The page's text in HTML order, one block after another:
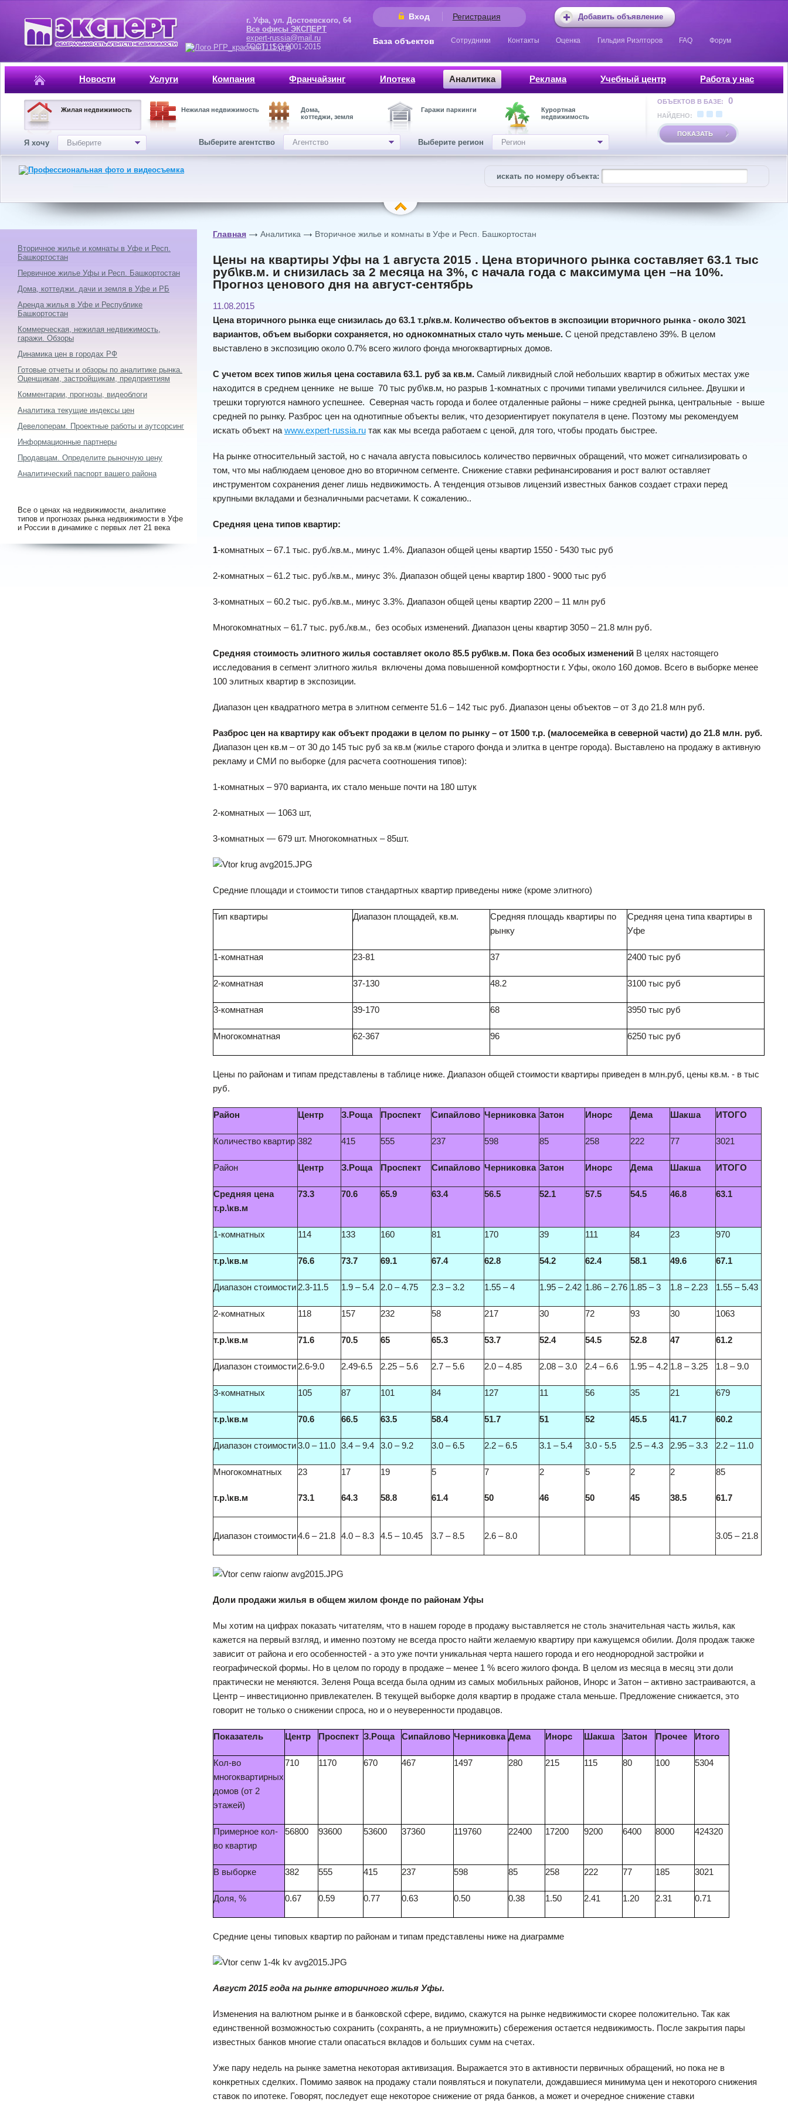
Добавить объявление
Вход Регистрация
г. Уфа, ул. Достоевского, 64
Все офисы ЭКСПЕРТ
expert-russia@mail.ru
ГОСТ, ISO 9001-2015
База объектов Сотрудники Контакты Оценка Гильдия Риэлторов FAQ Форум
Новости Услуги Компания Франчайзинг Ипотека Аналитика Реклама Учебный центр Работа у нас
Жилая недвижимость Нежилая недвижимость
Дома,
коттеджи, земля
Гаражи паркинги
Курортная
недвижимость
Я хочу Выберите Выберите агентство Агентство Выберите регион Регион
ОБЪЕКТОВ В БАЗЕ: 0
НАЙДЕНО:
ПОКАЗАТЬ
искать по номеру объекта:
Главная Аналитика Вторичное жилье и комнаты в Уфе и Респ. Башкортостан
Цены на квартиры Уфы на 1 августа 2015 . Цена вторичного рынка составляет 63.1 тыс
руб\кв.м. и снизилась за 2 месяца на 3%, с начала года с максимума цен –на 10%.
Прогноз ценового дня на август-сентябрь
11.08.2015
Цена вторичного рынка еще снизилась до 63.1 т.р/кв.м. Количество объектов в экспозиции вторичного рынка - около 3021
вариантов, объем выборки сохраняется, но однокомнатных стало чуть меньше. С ценой представлено 39%. В целом
выставлено в экспозицию около 0.7% всего жилого фонда многоквартирных домов.
С учетом всех типов жилья цена составила 63.1. руб за кв.м. Самый ликвидный слой небольших квартир в обжитых местах уже
находится в среднем ценнике не выше 70 тыс руб\кв.м, но разрыв 1-комнатных с прочими типами увеличился сильнее. Двушки и
трешки торгуются намного успешнее. Северная часть города и более отдаленные районы – ниже средней рынка, центральные - выше
средней по рынку. Разброс цен на однотипные объекты велик, что дезориентирует покупателя в цене. Поэтому мы рекомендуем
искать объект на www.expert-russia.ruтак как мы всегда работаем с ценой, для того, чтобы продать быстрее.
На рынке относительный застой, но с начала августа повысилось количество первичных обращений, что может сигнализировать о
том, что мы наблюдаем ценовое дно во вторичном сегменте. Снижение ставки рефинансирования и рост валют оставляет
инструментом сохранения денег лишь недвижимость. А тенденция отзывов лицензий известных банков создает страхи перед
крупными вкладами и безналичными расчетами. К сожалению..
Средняя цена типов квартир:
1-комнатных – 67.1 тыс. руб./кв.м., минус 1.4%. Диапазон общей цены квартир 1550 - 5430 тыс руб
2-комнатных – 61.2 тыс. руб./кв.м., минус 3%. Диапазон общей цены квартир 1800 - 9000 тыс руб
3-комнатных – 60.2 тыс. руб./кв.м., минус 3.3%. Диапазон общей цены квартир 2200 – 11 млн руб
Многокомнатных – 61.7 тыс. руб./кв.м., без особых изменений. Диапазон цены квартир 3050 – 21.8 млн руб.
Средняя стоимость элитного жилья составляет около 85.5 руб\кв.м. Пока без особых изменений В целях настоящего
исследования в сегмент элитного жилья включены дома повышенной комфортности г. Уфы, около 160 домов. Всего в выборке менее
100 элитных квартир в экспозиции.
Диапазон цен квадратного метра в элитном сегменте 51.6 – 142 тыс руб. Диапазон цены объектов – от 3 до 21.8 млн руб.
Разброс цен на квартиру как объект продажи в целом по рынку – от 1500 т.р. (малосемейка в северной части) до 21.8 млн. руб.
Диапазон цен кв.м – от 30 до 145 тыс руб за кв.м (жилье старого фонда и элитка в центре города). Выставлено на продажу в активную
рекламу и СМИ по выборке (для расчета соотношения типов):
1-комнатных – 970 варианта, их стало меньше почти на 180 штук
2-комнатных — 1063 шт,
3-комнатных — 679 шт. Многокомнатных – 85шт.
Средние площади и стоимости типов стандартных квартир приведены ниже (кроме элитного)
Тип квартиры Диапазон площадей, кв.м.
Средняя площадь квартиры по
рынку
Средняя цена типа квартиры в
Уфе
1-комнатная 23-81 37 2400 тыс руб
2-комнатная 37-130 48.2 3100 тыс руб
3-комнатная 39-170 68 3950 тыс руб
Многокомнатная 62-367 96 6250 тыс руб
Цены по районам и типам представлены в таблице ниже. Диапазон общей стоимости квартиры приведен в млн.руб, цены кв.м. - в тыс
руб.
Район Центр З.Роща Проспект Сипайлово Черниковка Затон Инорс Дема Шакша ИТОГО
Количество квартир 382 415 555 237 598 85 258 222 77 3021
Район Центр З.Роща Проспект Сипайлово Черниковка Затон Инорс Дема Шакша ИТОГО
Средняя цена
т.р.\кв.м
73.3 70.6 65.9 63.4 56.5 52.1 57.5 54.5 46.8 63.1
1-комнатных 114 133 160 81 170 39 111 84 23 970
т.р.\кв.м 76.6 73.7 69.1 67.4 62.8 54.2 62.4 58.1 49.6 67.1
Диапазон стоимости 2.3-11.5 1.9 – 5.4 2.0 – 4.75 2.3 – 3.2 1.55 – 4 1.95 – 2.42 1.86 – 2.76 1.85 – 3 1.8 – 2.23 1.55 – 5.43
2-комнатных 118 157 232 58 217 30 72 93 30 1063
т.р.\кв.м 71.6 70.5 65 65.3 53.7 52.4 54.5 52.8 47 61.2
Диапазон стоимости 2.6-9.0 2.49-6.5 2.25 – 5.6 2.7 – 5.6 2.0 – 4.85 2.08 – 3.0 2.4 – 6.6 1.95 – 4.2 1.8 – 3.25 1.8 – 9.0
3-комнатных 105 87 101 84 127 11 56 35 21 679
т.р.\кв.м 70.6 66.5 63.5 58.4 51.7 51 52 45.5 41.7 60.2
Диапазон стоимости3.0 – 11.0 3.4 – 9.4 3.0 – 9.2 3.0 – 6.5 2.2 – 6.5 3.1 – 5.4 3.0 - 5.5 2.5 – 4.3 2.95 – 3.3 2.2 – 11.0
Многокомнатных 23 17 19 5 7 2 5 2 2 85
т.р.\кв.м 73.1 64.3 58.8 61.4 50 46 50 45 38.5 61.7
Диапазон стоимости4.6 – 21.8 4.0 – 8.3 4.5 – 10.45 3.7 – 8.5 2.6 – 8.0 3.05 – 21.8
Доли продажи жилья в общем жилом фонде по районам Уфы
Мы хотим на цифрах показать читателям, что в нашем городе в продажу выставляется не столь значительная часть жилья, как
кажется на первый взгляд, и именно поэтому не всегда просто найти желаемую квартиру при кажущемся обилии. Доля продаж также
зависит от района и его особенностей - а это уже почти уникальная черта нашего города и его неоднородной застройки и
географической формы. Но в целом по городу в продаже – менее 1 % всего жилого фонда. В целом из месяца в месяц эти доли
практически не меняются. Зеленя Роща всегда была одним из самых мобильных районов, Инорс и Затон – активно застраиваются, а
Центр – инвестиционно привлекателен. В текущей выборке доля квартир в продаже стала меньше. Предложение снижается, это
говорит не только о снижении спроса, но и о неуверенности продавцов.
Показатель Центр Проспект З.Роща Сипайлово Черниковка Дема Инорс Шакша Затон Прочее Итого
Кол-во
многоквартирных
домов (от 2
этажей)
710 1170 670 467 1497 280 215 115 80 100 5304
Примерное кол-
во квартир
56800 93600 53600 37360 119760 22400 17200 9200 6400 8000 424320
В выборке 382 555 415 237 598 85 258 222 77 185 3021
Доля, % 0.67 0.59 0.77 0.63 0.50 0.38 1.50 2.41 1.20 2.31 0.71
Средние цены типовых квартир по районам и типам представлены ниже на диаграмме
Август 2015 года на рынке вторичного жилья Уфы.
Изменения на валютном рынке и в банковской сфере, видимо, скажутся на рынке недвижимости скорее положительно. Так как
единственной возможностью сохранить (сохранять, а не приумножить) сбережения остается недвижимость. После закрытия пары
известных банков многие стали опасаться вкладов и больших сумм на счетах.
Уже пару недель на рынке заметна некоторая активизация. Выражается это в активности первичных обращений, но пока не в
конкретных сделких. Помимо заявок на продажу стали появляться и покупатели, дождавшиеся минимума цен и некоторого снижения
ставок по ипотеке. Говорят, последует еще некоторое снижение от ряда банков, а может и очередное снижение ставки
Вторичное жилье и комнаты в Уфе и Респ.
Башкортостан
Первичное жилье Уфы и Респ. Башкортостан
Дома, коттеджи. дачи и земля в Уфе и РБ
Аренда жилья в Уфе и Республике
Башкортостан
Коммерческая, нежилая недвижимость,
гаражи. Обзоры
Динамика цен в городах РФ
Готовые отчеты и обзоры по аналитике рынка.
Оценщикам, застройщикам, предприятиям
Комментарии, прогнозы, видеоблоги
Аналитика текущие индексы цен
Девелоперам. Проектные работы и аутсорсинг
Информационные партнеры
Продавцам. Определите рыночную цену
Аналитический паспорт вашего района
Все о ценах на недвижимости, аналитике
типов и прогнозах рынка недвижимости в Уфе
и России в динамике с первых лет 21 века